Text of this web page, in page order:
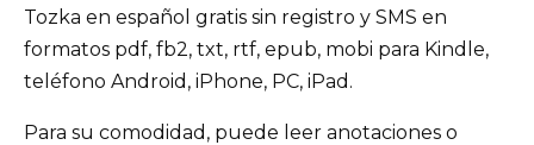
Tozka en español gratis sin registro y SMS en
formatos pdf, fb2, txt, rtf, epub, mobi para Kindle,
teléfono Android, iPhone, PC, iPad.
Para su comodidad, puede leer anotaciones o